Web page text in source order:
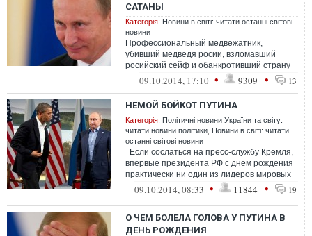
САТАНЫ
Категорія: Новини в світі: читати останні світові
новини
Профессиональный медвежатник,
убивший медведя росии, взломавший
росийский сейф и обанкротивший страну
отдахает на завалинке для того, чтобы
09.10.2014, 17:10 • 9309 • 13
НЕМОЙ БОЙКОТ ПУТИНА
Категорія: Політичні новини України та світу:
читати новини політики Новини в світі: читати
останні світові новини
Если сослаться на пресс-службу Кремля,
впервые президента РФ с днем рождения
практически ни один из лидеров мировых
держав не поздравил... Вид...
09.10.2014, 08:33 • 11844 • 19
О ЧЕМ БОЛЕЛА ГОЛОВА У ПУТИНА В
ДЕНЬ РОЖДЕНИЯ